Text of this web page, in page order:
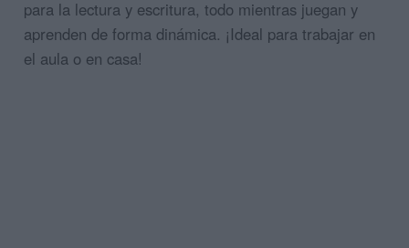
para la lectura y escritura, todo mientras juegan y
aprenden de forma dinámica. ¡Ideal para trabajar en
el aula o en casa!